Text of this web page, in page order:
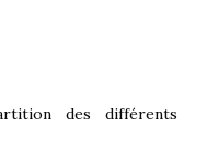
des différents